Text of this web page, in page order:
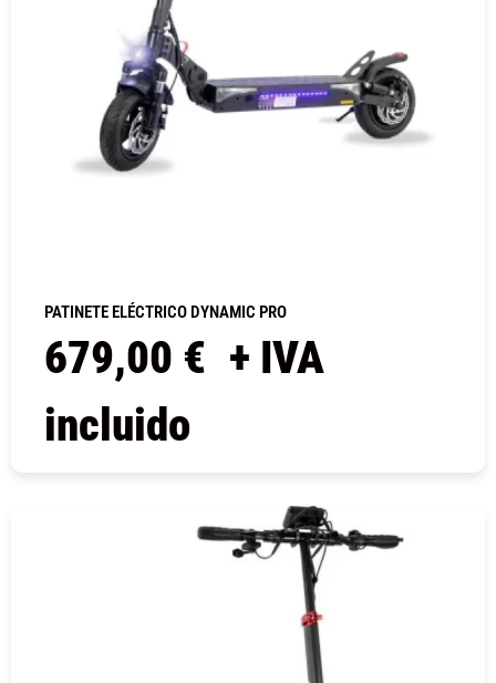
PATINETE ELÉCTRICO DYNAMIC PRO
679,00 € + IVA
incluido